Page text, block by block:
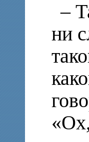
–
ни